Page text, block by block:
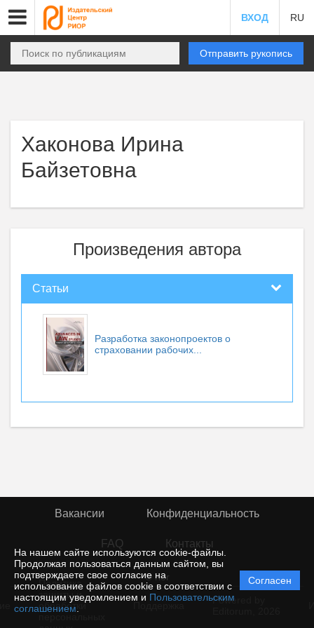
На нашем сайте используются cookie-файлы.
Продолжая пользоваться данным сайтом, вы
подтверждаете свое согласие на
использование файлов cookie в соответствии с
настоящим уведомлением и Пользовательским
соглашением
Согласен
ВХОД RU
Отправить рукопись
Хаконова Ирина
Байзетовна
Произведения автора
Статьи
Разработка законопроектов о
страховании рабочих...
Вакансии Конфиденциальность
FAQ Контакты
© rior
Политика
защиты и
обработки
Powered by